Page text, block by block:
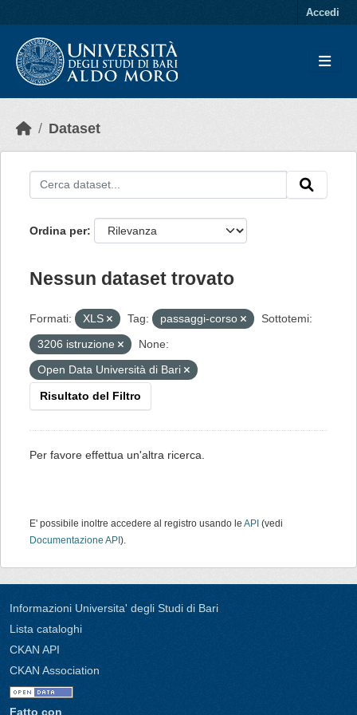
Accedi
Dataset
Ordina per
Nessun dataset trovato
Formati: XLS Tag: passaggi-corso
Sottotemi:
3206 istruzione
None:
Open Data Università di Bari
Risultato del Filtro
Per favore effettua un'altra ricerca.
E' possibile inoltre accedere al registro usando le API (vedi
Documentazione API ).
Informazioni Universita' degli Studi di Bari
Lista cataloghi
CKAN API
CKAN Association
Fatto con